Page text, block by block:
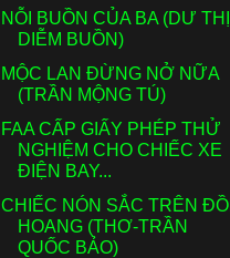
NỖI BUỒN CỦA BA (DƯ THỊ
DIỄM BUỒN)
MỘC LAN ĐỪNG NỞ NỮA
(TRẦN MỘNG TÚ)
FAA CẤP GIẤY PHÉP THỬ
NGHIỆM CHO CHIẾC XE
ĐIỆN BAY...
CHIẾC NÓN SẮC TRÊN ĐỒI
HOANG (THƠ-TRẦN
QUỐC BẢO)